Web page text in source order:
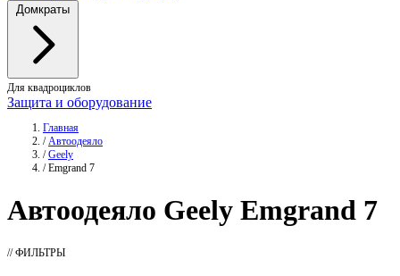
Домкраты
Для квадроциклов
Защита и оборудование
Главная
/ Автоодеяло
/ Geely
/ Emgrand 7
Автоодеяло Geely Emgrand 7
// ФИЛЬТРЫ